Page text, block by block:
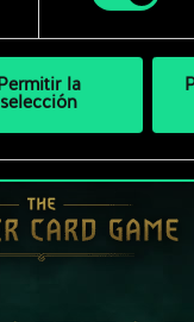
Permitir la
selección